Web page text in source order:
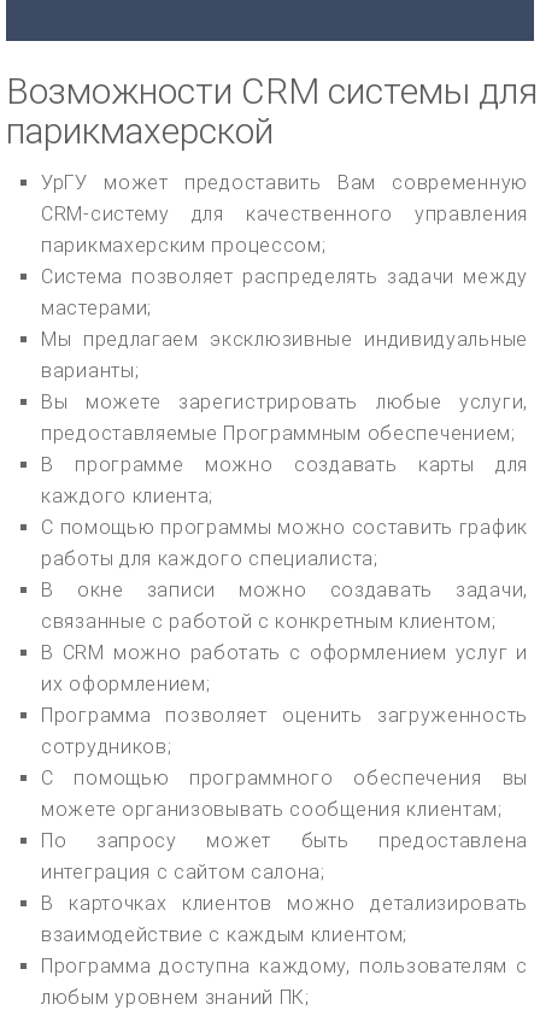
Возможности CRM системы для
парикмахерской
УрГУ может предоставить Вам современную
CRM-систему для качественного управления
парикмахерским процессом;
Система позволяет распределять задачи между
мастерами;
Мы предлагаем эксклюзивные индивидуальные
варианты;
Вы можете зарегистрировать любые услуги,
предоставляемые Программным обеспечением;
В программе можно создавать карты для
каждого клиента;
С помощью программы можно составить график
работы для каждого специалиста;
В окне записи можно создавать задачи,
связанные с работой с конкретным клиентом;
В CRM можно работать с оформлением услуг и
их оформлением;
Программа позволяет оценить загруженность
сотрудников;
С помощью программного обеспечения вы
можете организовывать сообщения клиентам;
По запросу может быть предоставлена
интеграция с сайтом салона;
В карточках клиентов можно детализировать
взаимодействие с каждым клиентом;
Программа доступна каждому, пользователям с
любым уровнем знаний ПК;